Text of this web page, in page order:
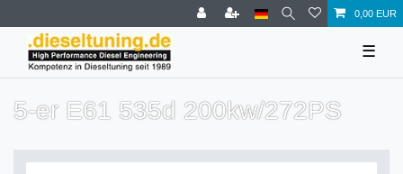
0,00 EUR
☰
5-er E61 535d 200kw/272PS